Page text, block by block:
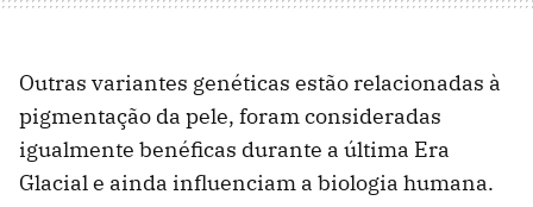
Outras variantes genéticas estão relacionadas à
pigmentação da pele, foram consideradas
igualmente benéficas durante a última Era
Glacial e ainda influenciam a biologia humana.